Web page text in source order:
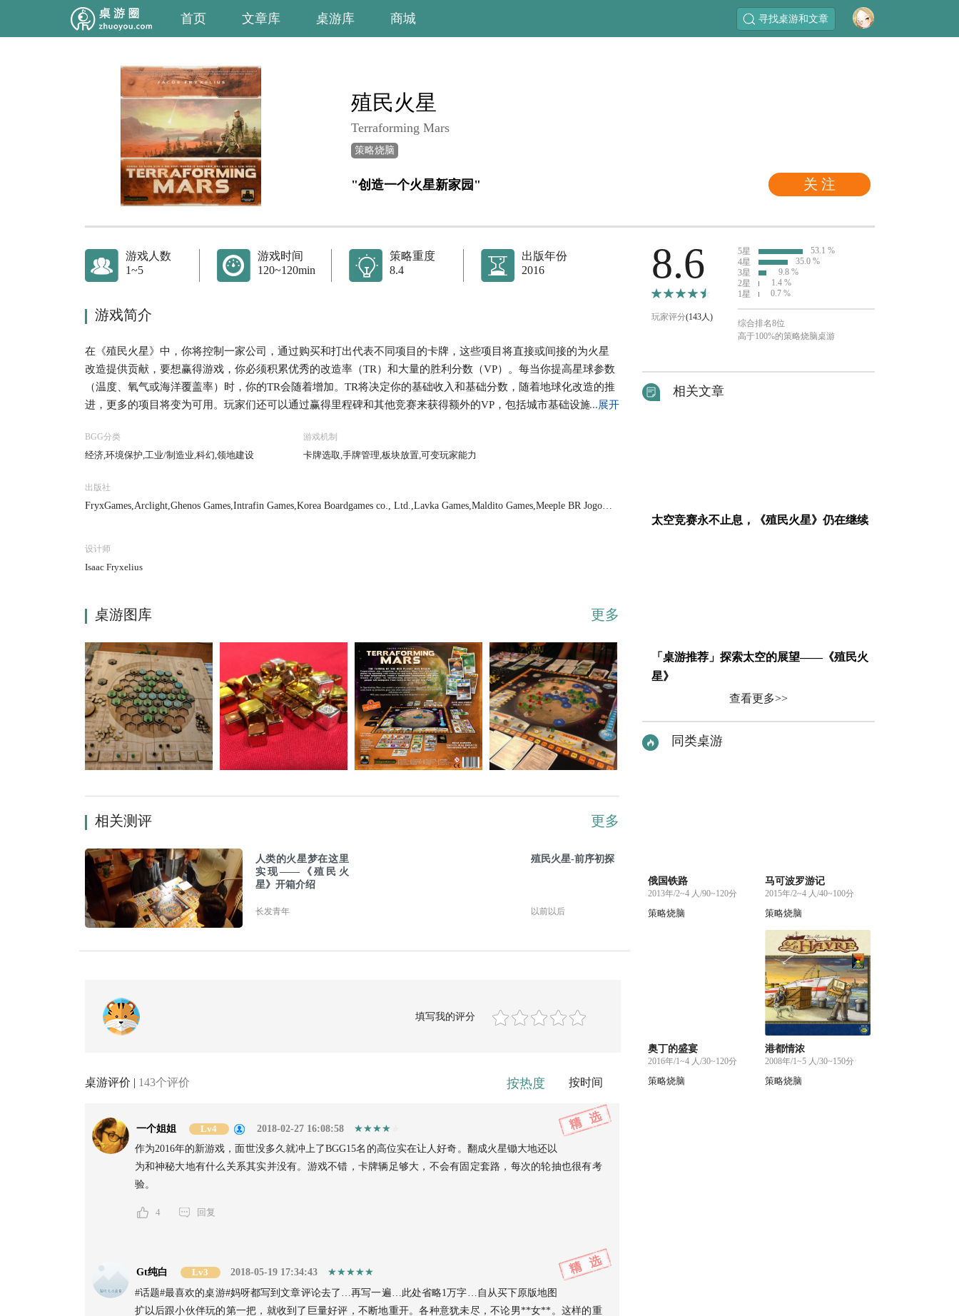
首页 文章库 桌游库 商城 寻找桌游和文章
关 注
殖民火星
Terraforming Mars
策略烧脑
"创造一个火星新家园"
游戏人数
1~5
游戏时间
120~120min
策略重度
8.4
出版年份
2016
游戏简介
在《殖民火星》中，你将控制一家公司，通过购买和打出代表不同项目的卡牌，这些项目将直接或间接的为火星
改造提供贡献，要想赢得游戏，你必须积累优秀的改造率（TR）和大量的胜利分数（VP）。每当你提高星球参数
（温度、氧气或海洋覆盖率）时，你的TR会随着增加。TR将决定你的基础收入和基础分数，随着地球化改造的推
进，更多的项目将变为可用。玩家们还可以通过赢得里程碑和其他竞赛来获得额外的VP，包括城市基础设施的建
阶段，在指令阶段，传递起始玩家标志并推进时代标志，在研发阶段，玩家们将会获得新的卡牌，购买项目。在
行动阶段，玩家们轮流将执行1-2个行动，直至所有玩家跳过。最后，在生产阶段，所有玩家根据玩家面板上的生
（覆盖率9）、温度超过冰点（+8 ˚C）时，游戏将会结束。 游戏结束时，获得最多VP的玩家将获得胜利，VP来自
于你的TR、你在版图上的板块、获得的奖励、达到的里程碑和你打出卡牌上的VP。
...展开
BGG分类
经济,环境保护,工业/制造业,科幻,领地建设
游戏机制
卡牌选取,手牌管理,板块放置,可变玩家能力
出版社
FryxGames,Arclight,Ghenos Games,Intrafin Games,Korea Boardgames co., Ltd.,Lavka Games,Maldito Games,Meeple BR Jogos,
设计师
Isaac Fryxelius
桌游图库 更多
相关测评 更多
人类的火星梦在这里
实现——《殖民火
星》开箱介绍
长发青年
殖民火星-前序初探
以前以后
填写我的评分
桌游评价 | 143个评价 按热度 按时间
一个姐姐 Lv4
2018-02-27 16:08:58
作为2016年的新游戏，面世没多久就冲上了BGG15名的高位实在让人好奇。翻成火星锄大地还以
为和神秘大地有什么关系其实并没有。游戏不错，卡牌辆足够大，不会有固定套路，每次的轮抽也很有考
验。
4 回复
Gt纯白 Lv3
2018-05-19 17:34:43
#话题#最喜欢的桌游#妈呀都写到文章评论去了…再写一遍…此处省略1万字…自从买下原版地图
扩以后跟小伙伴玩的第一把，就收到了巨量好评，不断地重开。各种意犹未尽，不论男**女**。这样的重
8.6
玩家评分(143人)
5星
53.1 %
4星
35.0 %
3星
9.8 %
2星
1.4 %
1星
0.7 %
综合排名8位
高于100%的策略烧脑桌游
相关文章
太空竞赛永不止息，《殖民火星》仍在继续
「桌游推荐」探索太空的展望——《殖民火
星》
查看更多>>
同类桌游
俄国铁路
2013年/2~4 人/90~120分
策略烧脑
马可波罗游记
2015年/2~4 人/40~100分
策略烧脑
奥丁的盛宴
2016年/1~4 人/30~120分
策略烧脑
港都情浓
2008年/1~5 人/30~150分
策略烧脑